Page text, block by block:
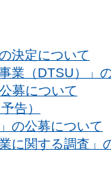
決定について
業（DTSU）」
募について
告）
の公募について
に関する調査」